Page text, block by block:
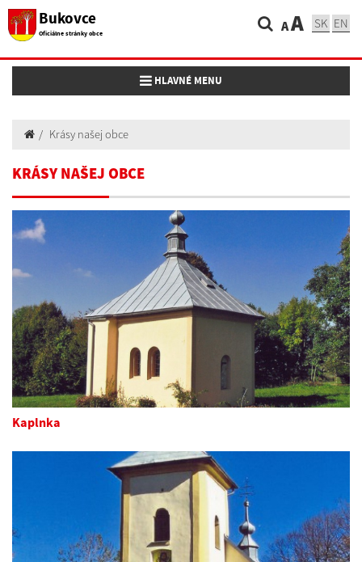
Bukovce
Oficiálne stránky obce AA SK EN
Toggle navigation
HLAVNÉ MENU
Krásy našej obce
KRÁSY NAŠEJ OBCE
Kaplnka